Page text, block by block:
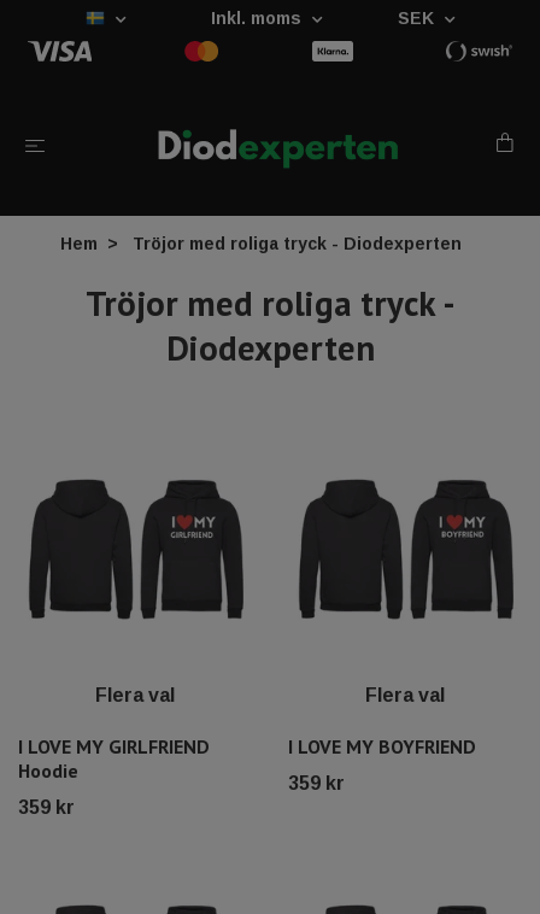
Inkl. moms SEK
Hem Tröjor med roliga tryck - Diodexperten
Tröjor med roliga tryck -
Diodexperten
Flera val
I LOVE MY GIRLFRIEND
Hoodie
359 kr
Flera val
I LOVE MY BOYFRIEND
359 kr